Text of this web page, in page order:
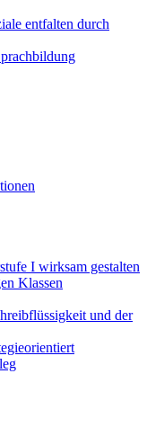
entfalten durch
I wirksam gestalten
Klassen
und der